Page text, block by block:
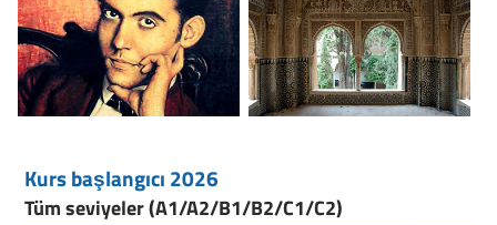
Kurs başlangıcı 2026
Tüm seviyeler (A1/A2/B1/B2/C1/C2)